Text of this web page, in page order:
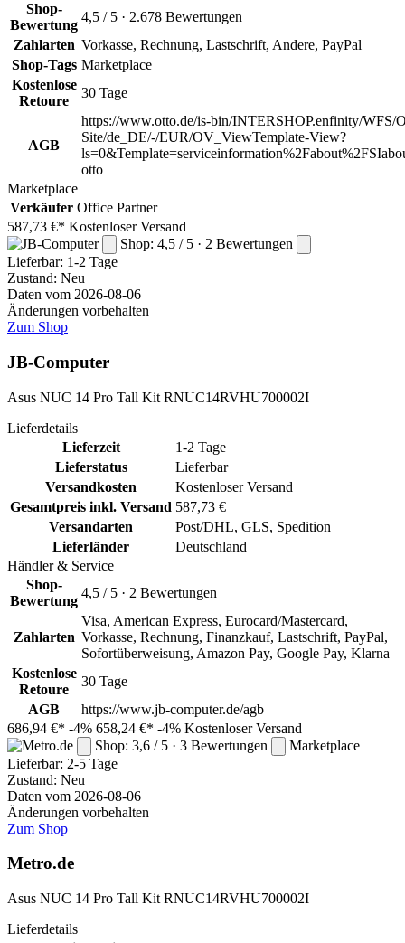
Shop-
Bewertung
4,5 / 5 · 2.678 Bewertungen
Zahlarten Vorkasse, Rechnung, Lastschrift, Andere, PayPal
Shop-Tags Marketplace
Kostenlose
Retoure
30 Tage
AGB
https://www.otto.de/is-bin/INTERSHOP.enfinity/WFS/
Site/de_DE/-/EUR/OV_ViewTemplate-View?
otto
Marketplace
Verkäufer Office Partner
587,73 €* Kostenloser Versand
Shop: 4,5 / 5 · 2 Bewertungen
Lieferbar: 1-2 Tage
Zustand: Neu
Daten vom 2026-08-06
Änderungen vorbehalten
Zum Shop
JB-Computer
Asus NUC 14 Pro Tall Kit RNUC14RVHU700002I
Lieferdetails
Lieferzeit
1-2 Tage
Lieferstatus
Lieferbar
Versandkosten
Kostenloser Versand
Gesamtpreis inkl. Versand 587,73 €
Versandarten
Post/DHL, GLS, Spedition
Lieferländer
Deutschland
Händler & Service
Shop-
Bewertung
4,5 / 5 · 2 Bewertungen
Zahlarten
Visa, American Express, Eurocard/Mastercard,
Vorkasse, Rechnung, Finanzkauf, Lastschrift, PayPal,
Sofortüberweisung, Amazon Pay, Google Pay, Klarna
Kostenlose
Retoure
30 Tage
AGB
https://www.jb-computer.de/agb
686,94 €* -4% 658,24 €* -4% Kostenloser Versand
Shop: 3,6 / 5 · 3 Bewertungen
Marketplace
Lieferbar: 2-5 Tage
Zustand: Neu
Daten vom 2026-08-06
Änderungen vorbehalten
Zum Shop
Metro.de
Asus NUC 14 Pro Tall Kit RNUC14RVHU700002I
Lieferdetails